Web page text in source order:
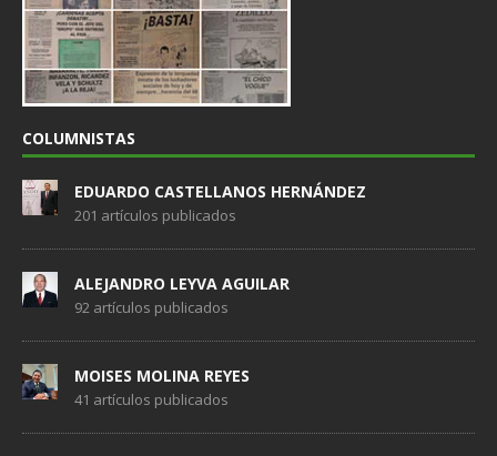
COLUMNISTAS
EDUARDO CASTELLANOS HERNÁNDEZ
201 artículos publicados
ALEJANDRO LEYVA AGUILAR
92 artículos publicados
MOISES MOLINA REYES
41 artículos publicados